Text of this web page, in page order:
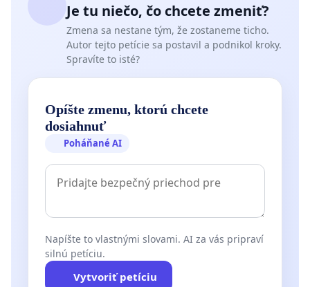
Je tu niečo, čo chcete zmeniť?
Zmena sa nestane tým, že zostaneme ticho.
Autor tejto petície sa postavil a podnikol kroky.
Spravíte to isté?
Opíšte zmenu, ktorú chcete
dosiahnuť
Poháňané AI
Napíšte to vlastnými slovami. AI za vás pripraví
silnú petíciu.
Vytvoriť petíciu